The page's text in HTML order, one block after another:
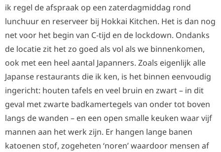
ik regel de afspraak op een zaterdagmiddag rond
lunchuur en reserveer bij Hokkai Kitchen. Het is dan nog
net voor het begin van C-tijd en de lockdown. Ondanks
de locatie zit het zo goed als vol als we binnenkomen,
ook met een heel aantal Japanners. Zoals eigenlijk alle
Japanse restaurants die ik ken, is het binnen eenvoudig
ingericht: houten tafels en veel bruin en zwart – in dit
geval met zwarte badkamertegels van onder tot boven
langs de wanden – en een open smalle keuken waar vijf
mannen aan het werk zijn. Er hangen lange banen
katoenen stof, zogeheten ‘noren’ waardoor mensen af